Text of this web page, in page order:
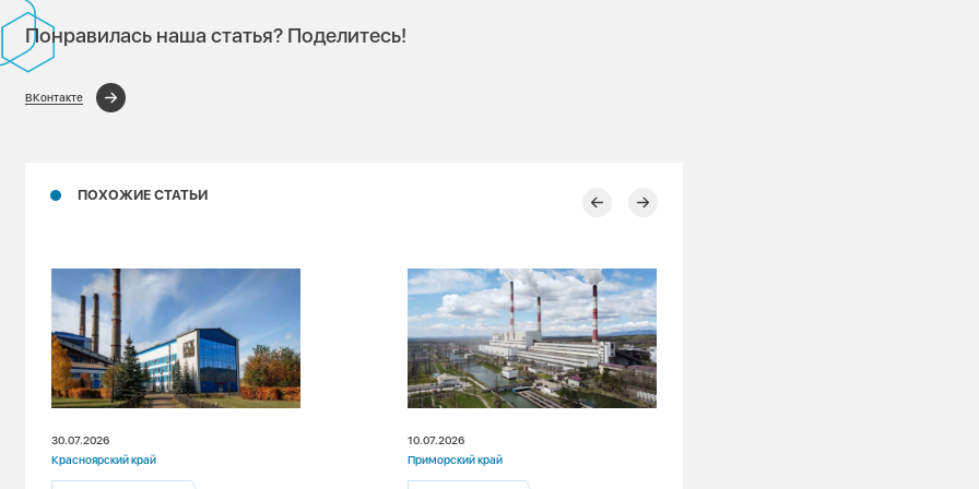
Понравилась наша статья? Поделитесь!
ВКонтакте
ПОХОЖИЕ СТАТЬИ
30.07.2026
Красноярский край
10.07.2026
Приморский край